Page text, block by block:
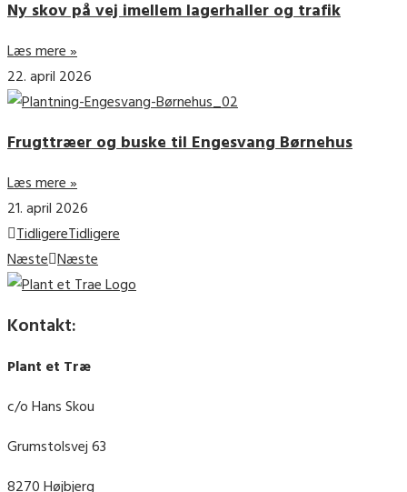
Ny skov på vej imellem lagerhaller og trafik
Læs mere »
22. april 2026
Frugttræer og buske til Engesvang Børnehus
Læs mere »
21. april 2026
TidligereTidligere
Næste Næste
Kontakt:
Plant et Træ
c/o Hans Skou
Grumstolsvej 63
8270 Højbjerg